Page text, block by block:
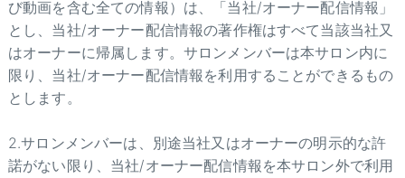
び動画を含む全ての情報）は、「当社/オーナー配信情報」
とし、当社/オーナー配信情報の著作権はすべて当該当社又
はオーナーに帰属します。サロンメンバーは本サロン内に
限り、当社/オーナー配信情報を利用することができるもの
とします。
2.サロンメンバーは、別途当社又はオーナーの明示的な許
諾がない限り、当社/オーナー配信情報を本サロン外で利用